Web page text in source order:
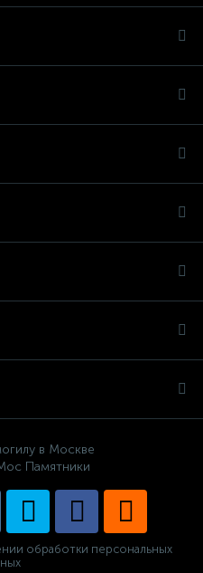
в Москве
Памятники
обработки персональных